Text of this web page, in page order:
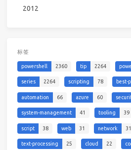
2012
标签
powershell 2360 tip 2264
series 2264 scripting 78 best-
automation 66 azure 60
system-management 41 tooling 39
script 38 web 31 network 31
text-processing 25 cloud 22